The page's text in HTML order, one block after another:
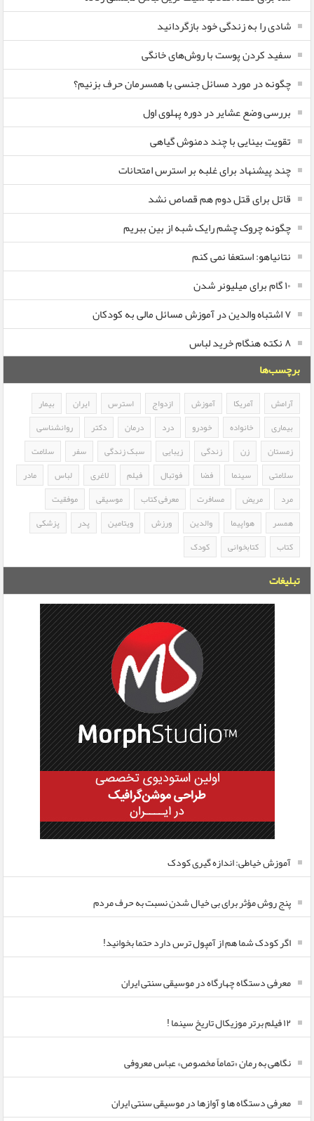
شادی را به زندگی خود بازگردانید
سفید کردن پوست با روش‌های خانگی
چگونه در مورد مسائل جنسی با همسرمان حرف بزنیم؟
بررسی وضع عشایر در دوره پهلوی اول
تقویت بینایی با چند دمنوش گیاهی
چند پیشنهاد برای غلبه بر استرس امتحانات
قاتل برای قتل دوم هم قصاص نشد
چگونه چروک چشم رایک شبه از بین ببریم
نتانیاهو: استعفا نمی کنم
۱۰ گام برای میلیونر شدن
۷ اشتباه والدین در آموزش مسائل مالی به کودکان
۸ نکته هنگام خرید لباس
برچسب‌ها
آرامش آمریکا آموزش ازدواج استرس ایران
بیمار
بیماری
خانواده خودرو درد درمان دکتر
روانشناسی
زمستان
زن زندگی زیبایی سبک زندگی سفر
سلامت
سلامتی
سینما فضا فوتبال فیلم لاغری لباس
مادر
مرد
مریض مسافرت معرفی کتاب موسیقی
موفقیت
همسر
هواپیما والدین ورزش ویتامین پدر
پزشکی
کتاب
کتابخوانی کودک
تبلیغات
آموزش خیاطی: اندازه گیری کودک
پنج روش مؤثر برای بی خیال شدن نسبت به حرف مردم
اگر کودک شما هم از آمپول ترس دارد حتما بخوانید!
معرفی دستگاه چهارگاه در موسیقی سنتی ایران
۱۲ فیلم برتر موزیکال تاریخ سینما !
نگاهی به رمان «تماماً مخصوص» عباس معروفی
معرفی دستگاه ها و آوازها در موسیقی سنتی ایران